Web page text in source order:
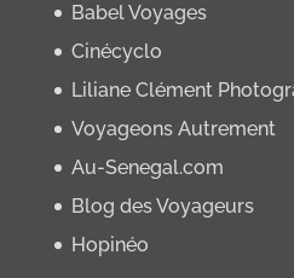
Babel Voyages
Cinécyclo
Liliane Clément
Voyageons Autrement
Au-Senegal.com
Blog des Voyageurs
Hopinéo